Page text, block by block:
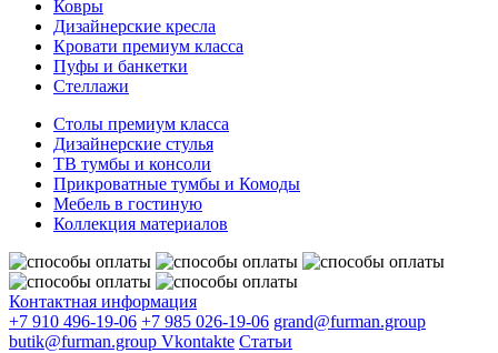
Ковры
Дизайнерские кресла
Кровати премиум класса
Пуфы и банкетки
Стеллажи
Столы премиум класса
Дизайнерские стулья
ТВ тумбы и консоли
Прикроватные тумбы и Комоды
Мебель в гостиную
Коллекция материалов
Контактная информация
+7 910 496-19-06 +7 985 026-19-06 grand@furman.group
butik@furman.group Vkontakte Статьи